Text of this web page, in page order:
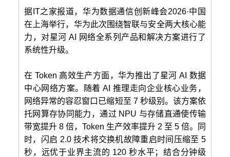
据IT之家报道，华为数据通信创新峰会2026·中国
在上海举行，华为此次围绕智联与安全两大核心能
力，对星河 AI 网络全系列产品和解决方案进行了
系统性升级。
在 Token 高效生产方面，华为推出了星河 AI 数据
中心网络方案。随着 AI 推理走向企业核心业务，
网络异常的容忍窗口已缩短至 7 秒级别。该方案依
托网算存协同能力，通过 NPU 与存储直通使传输
带宽提升 8 倍，Token 生产效率提升 2 至 5 倍。同
时，闪启 2.0 技术将交换机故障重启时间压缩至 5
秒，远优于业界主流的 120 秒水平；结合分钟级